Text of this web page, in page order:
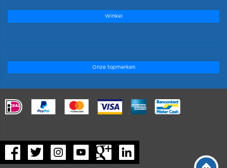
Winkel
Onze topmerken
.